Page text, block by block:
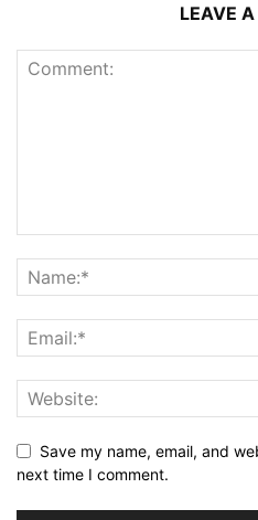
LEAVE A
Save my name, email, and
next time I comment.